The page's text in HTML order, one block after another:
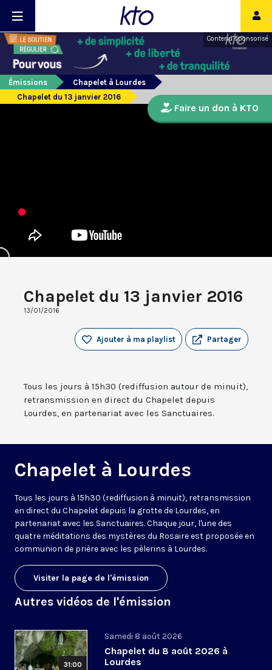
Contenu sponsorisé
Émissions
Chapelet à Lourdes
Chapelet du 13 janvier 2016
Chapelet du 13 janvier 2016
13/01/2016
Partager
Ajouter à ma playlist
Tous les jours à 15h30 (rediffusion autour de minuit),
retransmission en direct du Chapelet depuis
Lourdes, en partenariat avec les Sanctuaires.
Chapelet à Lourdes
Tous les jours à 15h30 (rediffusion à minuit), retransmission
en direct du Chapelet depuis la grotte de Lourdes, en
partenariat avec les Sanctuaires. Chaque jour, l'une des
quatre méditations des mystères du Rosaire est proposée en
communion de prière avec les pèlerins à Lourdes.
Visiter la page de l'émission
Autres vidéos de l'émission
31:00
Samedi 8 août 2026
Chapelet du 8 août 2026 à
Lourdes
Faire un don à KTO